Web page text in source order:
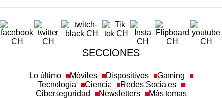
SECCIONES
Lo último Móviles Dispositivos
Gaming
Tecnología
Ciencia
Redes Sociales
Ciberseguridad
Newsletters Más temas